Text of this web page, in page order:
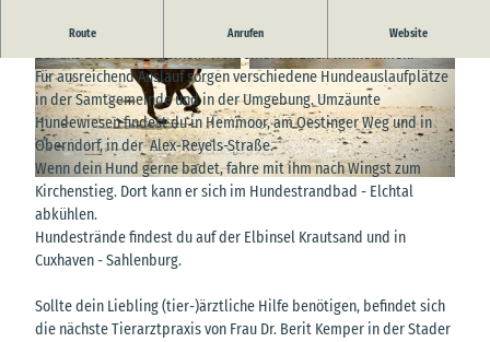
© Myriam Hartung Photography | CC-BY-SA
© Myriam Hartung Photography | CC-BY-SA © Myriam Hartung Photography |CC-BY-SA
Route Anrufen Website
Rund um den Hund!
Bei uns bist du mit deinem Vierbeiner herzlich willkommen.
Für ausreichend Auslauf sorgen verschiedene Hundeauslaufplätze
in der Samtgemeinde und in der Umgebung. Umzäunte
Hundewiesen findest du in Hemmoor, am Oestinger Weg und in
Oberndorf, in der Alex-Reyels-Straße.
Wenn dein Hund gerne badet, fahre mit ihm nach Wingst zum
Kirchenstieg. Dort kann er sich im Hundestrandbad - Elchtal
abkühlen.
Hundestrände findest du auf der Elbinsel Krautsand und in
Cuxhaven - Sahlenburg.
Sollte dein Liebling (tier-)ärztliche Hilfe benötigen, befindet sich
die nächste Tierarztpraxis von Frau Dr. Berit Kemper in der Stader